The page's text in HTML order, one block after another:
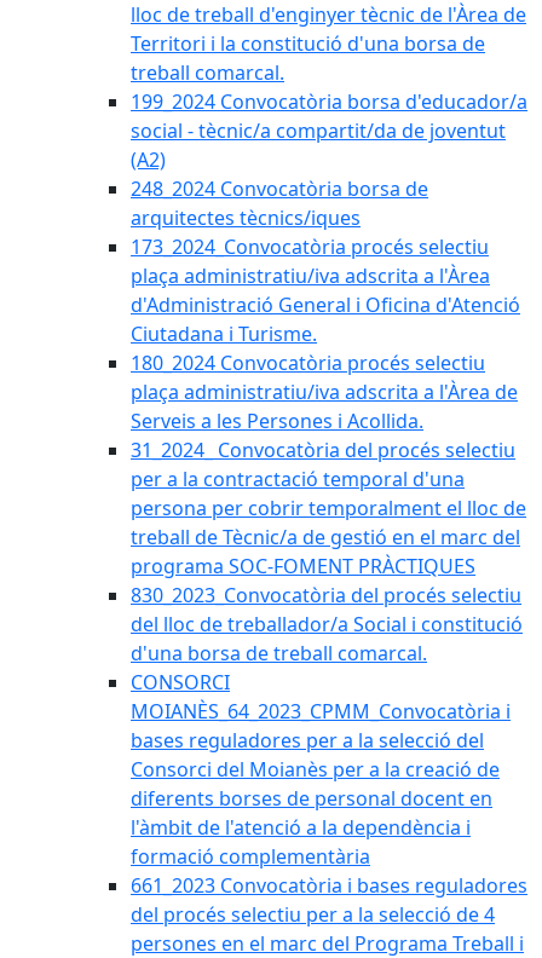
lloc de treball d'enginyer tècnic de l'Àrea de
Territori i la constitució d'una borsa de
treball comarcal.
199_2024 Convocatòria borsa d'educador/a
social - tècnic/a compartit/da de joventut
(A2)
248_2024 Convocatòria borsa de
arquitectes tècnics/iques
173_2024_Convocatòria procés selectiu
plaça administratiu/iva adscrita a l'Àrea
d'Administració General i Oficina d'Atenció
Ciutadana i Turisme.
180_2024 Convocatòria procés selectiu
plaça administratiu/iva adscrita a l'Àrea de
Serveis a les Persones i Acollida.
31_2024_ Convocatòria del procés selectiu
per a la contractació temporal d'una
persona per cobrir temporalment el lloc de
treball de Tècnic/a de gestió en el marc del
programa SOC-FOMENT PRÀCTIQUES
830_2023_Convocatòria del procés selectiu
del lloc de treballador/a Social i constitució
d'una borsa de treball comarcal.
CONSORCI
MOIANÈS_64_2023_CPMM_Convocatòria i
bases reguladores per a la selecció del
Consorci del Moianès per a la creació de
diferents borses de personal docent en
l'àmbit de l'atenció a la dependència i
formació complementària
661_2023 Convocatòria i bases reguladores
del procés selectiu per a la selecció de 4
persones en el marc del Programa Treball i